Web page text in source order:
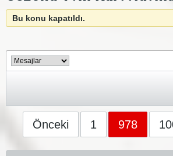
Bu konu kapatıldı.
Önceki 1 978